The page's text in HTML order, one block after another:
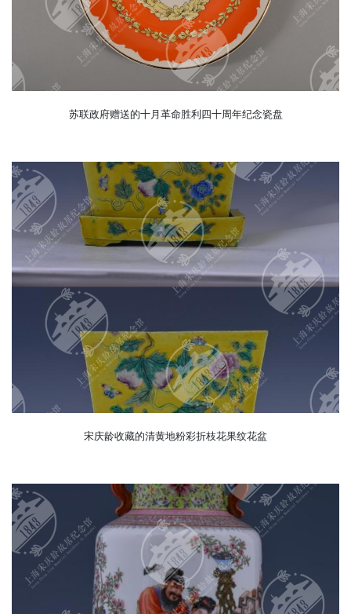
苏联政府赠送的十月革命胜利四十周年纪念瓷盘
宋庆龄收藏的清黄地粉彩折枝花果纹花盆